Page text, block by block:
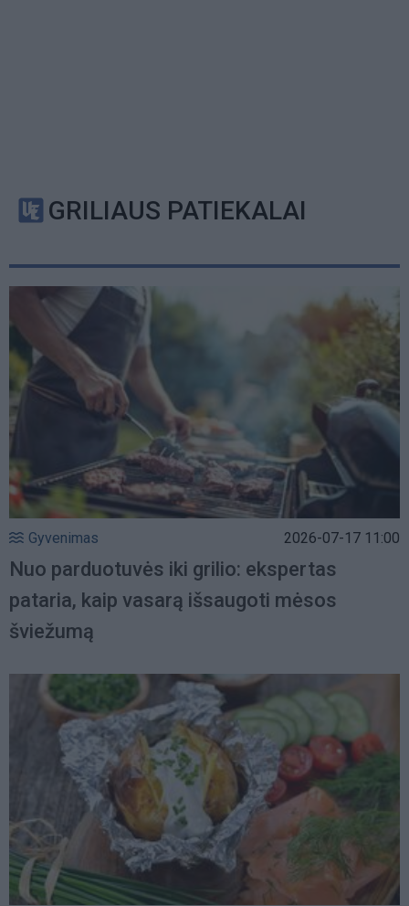
GRILIAUS PATIEKALAI
Gyvenimas 2026-07-17 11:00
Nuo parduotuvės iki grilio: ekspertas
pataria, kaip vasarą išsaugoti mėsos
šviežumą